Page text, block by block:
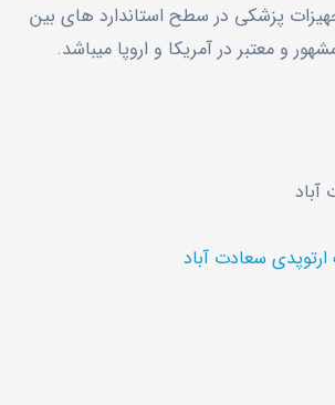
پزشکی در سطح استاندارد های بین
و معتبر در آمریکا و اروپا میباشد.
آباد
سعادت آباد